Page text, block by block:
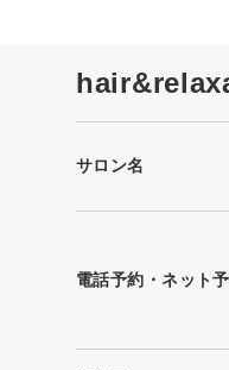
サロン名
電話予約・ネット